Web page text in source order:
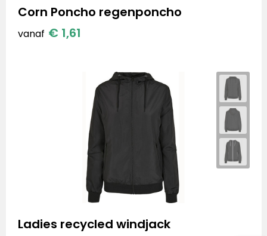
Corn Poncho regenponcho
vanaf € 1,61
Ladies recycled windjack